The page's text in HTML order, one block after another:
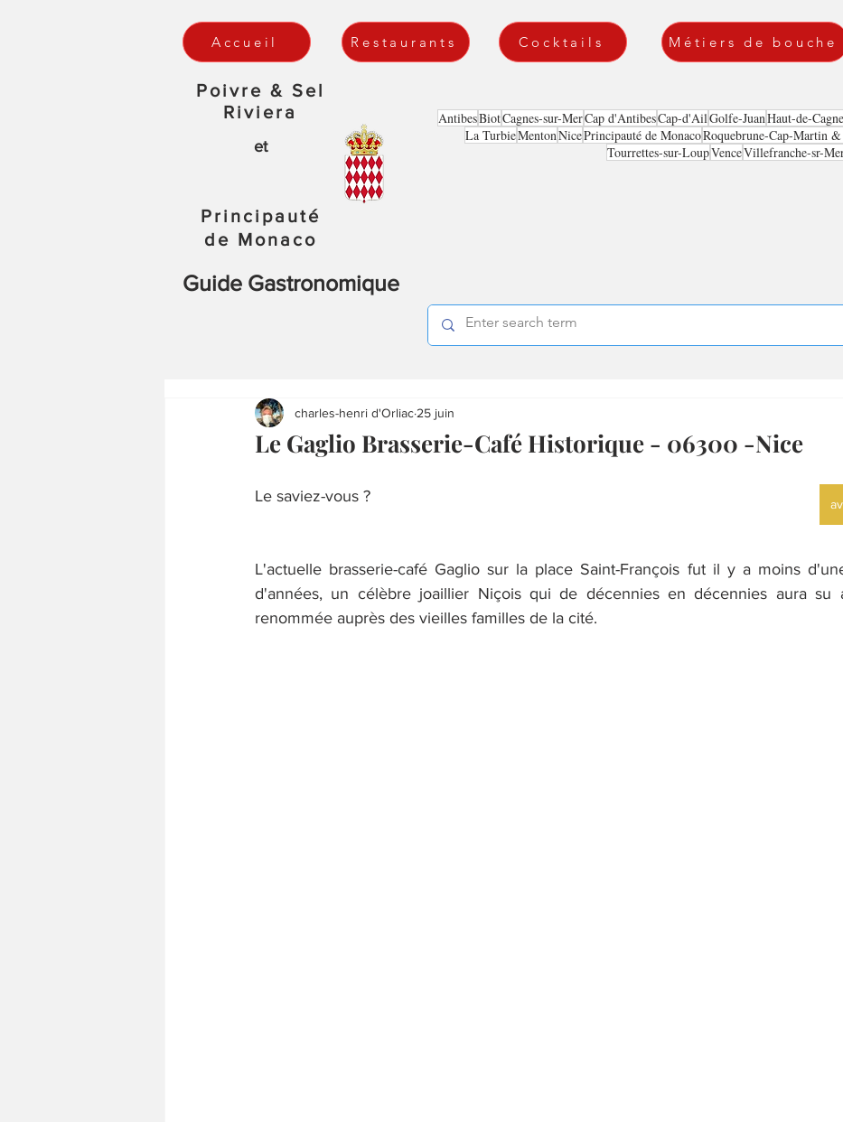
Accueil Restaurants Cocktails Métiers de bouche
Poivre & Sel
Riviera
et
Principauté
de Monaco
Guide Gastronomique
AntibesBiotCagnes-sur-MerCap d'AntibesCap-d'AilGolfe-JuanHaut-de-
La TurbieMentonNicePrincipauté de MonacoRoquebrune-Cap-Martin
Tourrettes-sur-LoupVenceVillefranche-sr-
Le Gaglio Brasserie-Café Historique - 06300 -Nice
charles-henri d'Orliac 25 juin
Le saviez-vous ?
L'actuelle brasserie-café Gaglio sur la place Saint-François fut il y a moins
d'années, un célèbre joaillier Niçois qui de décennies en décennies aura su
renommée auprès des vieilles familles de la cité.